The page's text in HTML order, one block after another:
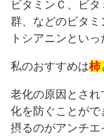
ビタミンＣ、ビ
群、などのビタ
トシアニンとい
私のおすすめは柿
老化の原因とさ
化を防ぐことがで
摂るのがアンチ